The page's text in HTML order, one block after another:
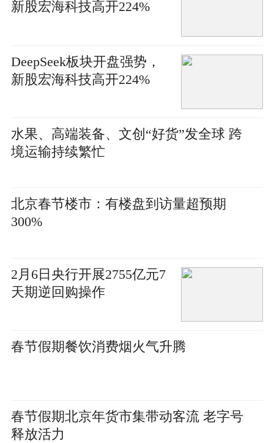
新股宏海科技高开224%
DeepSeek板块开盘强势，
新股宏海科技高开224%
水果、高端装备、文创“好货”发全球 跨
境运输持续繁忙
北京春节楼市：有楼盘到访量超预期
300%
2月6日央行开展2755亿元7
天期逆回购操作
春节假期餐饮消费烟火气升腾
春节假期北京年货市集带动客流 老字号
释放活力